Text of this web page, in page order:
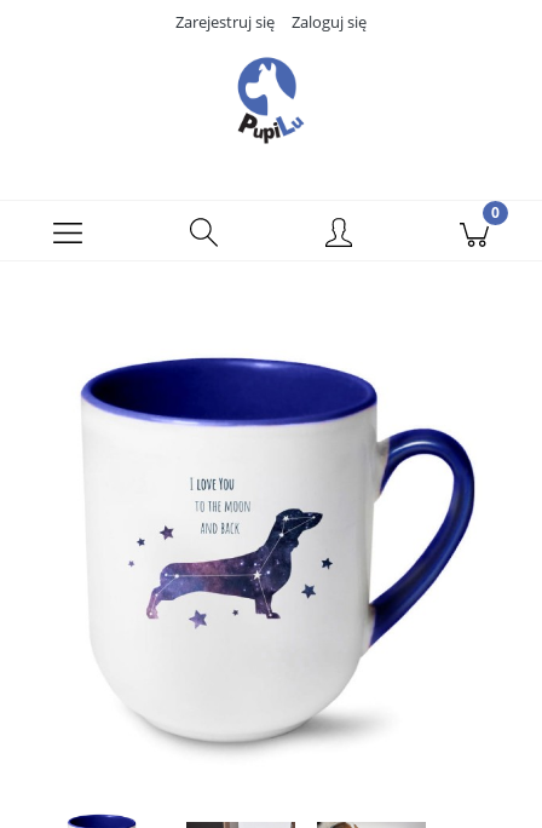
Zarejestruj się Zaloguj się